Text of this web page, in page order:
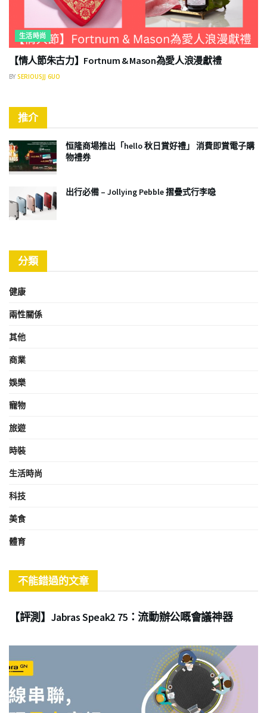
生活時尚
【情人節朱古力】Fortnum & Mason為愛人浪漫獻禮
BY SERIOUSJJ 6UO
推介
恒隆商場推出「hello 秋日賞好禮」 消費即賞電子購
物禮券
出行必備 – Jollying Pebble 摺疊式行李喼
分類
健康
兩性關係
其他
商業
娛樂
寵物
旅遊
時裝
生活時尚
科技
美食
體育
不能錯過的文章
商業
【評測】Jabras Speak2 75：流動辦公嘅會議神器